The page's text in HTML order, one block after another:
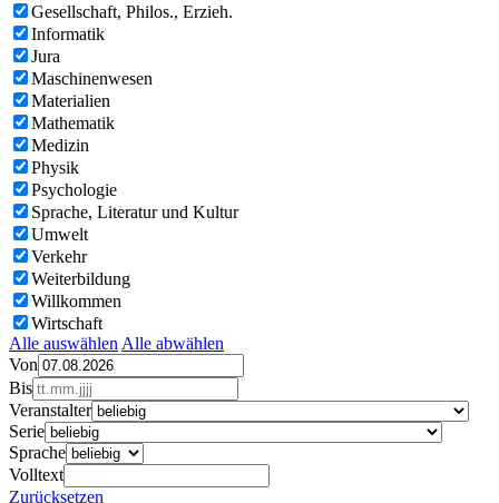
Gesellschaft, Philos., Erzieh.
Informatik
Jura
Maschinenwesen
Materialien
Mathematik
Medizin
Physik
Psychologie
Sprache, Literatur und Kultur
Umwelt
Verkehr
Weiterbildung
Willkommen
Wirtschaft
Alle auswählen Alle abwählen
Von
Bis
Veranstalter
Serie
Sprache
Volltext
Zurücksetzen